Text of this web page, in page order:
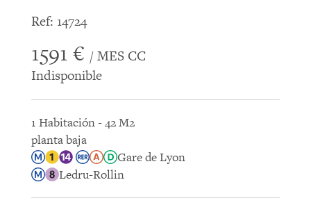
Ref: 14724
1591 € / MES CC
Indisponible
1 Habitación - 42 M2
planta baja
Gare de Lyon
Ledru-Rollin